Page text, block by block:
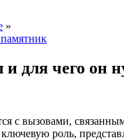
»
и для чего он
с вызовами,
роль,